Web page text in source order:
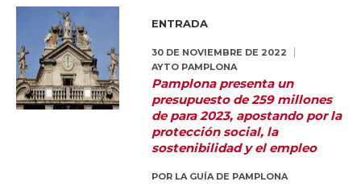
ENTRADA
30 DE NOVIEMBRE DE 2022
AYTO PAMPLONA
Pamplona presenta un
presupuesto de 259 millones
de para 2023, apostando por la
protección social, la
sostenibilidad y el empleo
POR LA GUÍA DE PAMPLONA